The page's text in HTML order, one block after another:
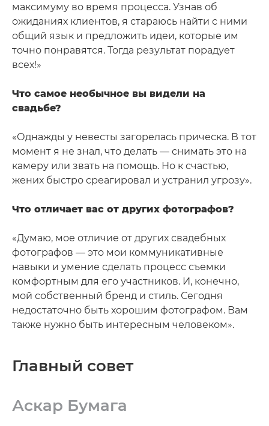
максимуму во время процесса. Узнав об
ожиданиях клиентов, я стараюсь найти с ними
общий язык и предложить идеи, которые им
точно понравятся. Тогда результат порадует
всех!»
Что самое необычное вы видели на
свадьбе?
«Однажды у невесты загорелась прическа. В тот
момент я не знал, что делать — снимать это на
камеру или звать на помощь. Но к счастью,
жених быстро среагировал и устранил угрозу».
Что отличает вас от других фотографов?
«Думаю, мое отличие от других свадебных
фотографов — это мои коммуникативные
навыки и умение сделать процесс съемки
комфортным для его участников. И, конечно,
мой собственный бренд и стиль. Сегодня
недостаточно быть хорошим фотографом. Вам
также нужно быть интересным человеком».
Главный совет
Аскар Бумага